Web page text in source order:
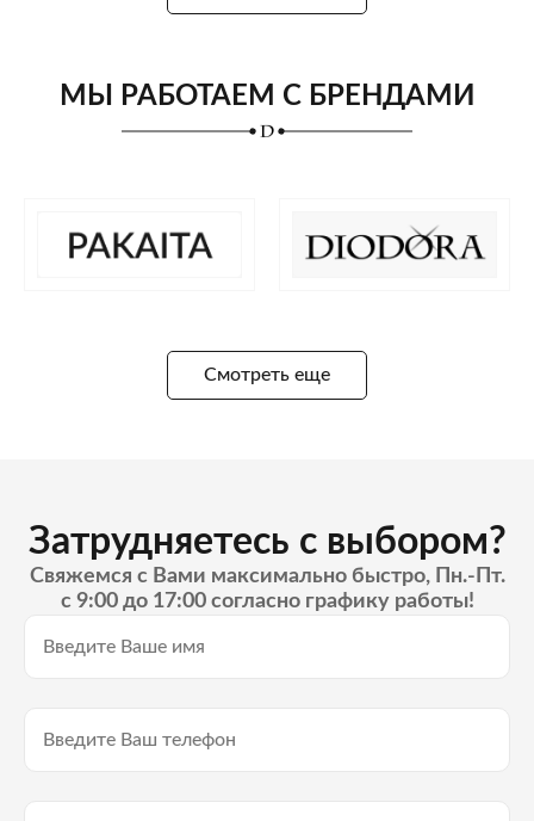
МЫ РАБОТАЕМ С БРЕНДАМИ
Смотреть еще
Затрудняетесь с выбором?
Свяжемся с Вами максимально быстро, Пн.-Пт.
с 9:00 до 17:00 согласно графику работы!